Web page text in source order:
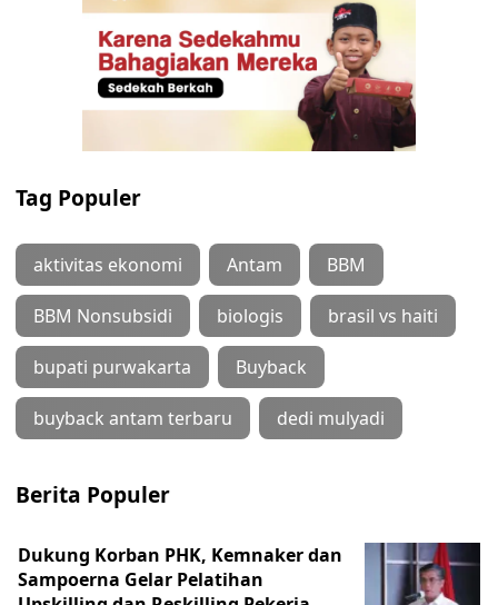
Tag Populer
aktivitas ekonomi Antam BBM
BBM Nonsubsidi biologis brasil vs haiti
bupati purwakarta Buyback
buyback antam terbaru dedi mulyadi
Berita Populer
Dukung Korban PHK, Kemnaker dan
Sampoerna Gelar Pelatihan